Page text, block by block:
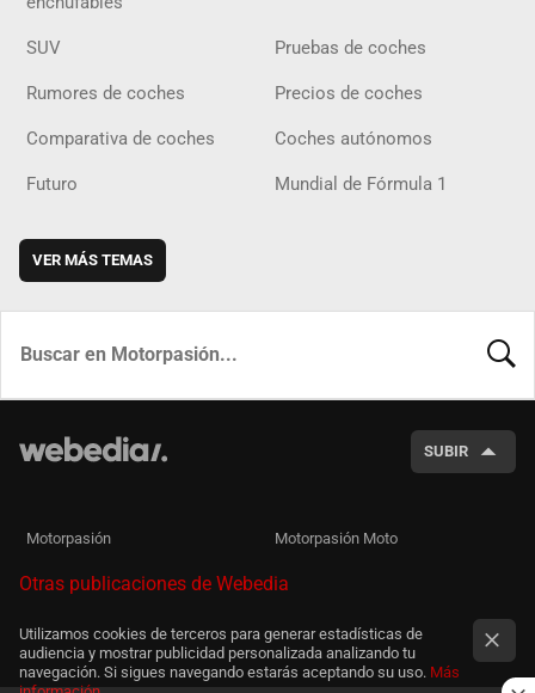
SUV Pruebas de coches
Rumores de coches Precios de coches
Comparativa de coches Coches autónomos
Futuro Mundial de Fórmula 1
VER MÁS TEMAS
SUBIR
Motorpasión Motorpasión Moto
Otras publicaciones de Webedia
Utilizamos cookies de terceros para generar estadísticas de
audiencia y mostrar publicidad personalizada analizando tu
navegación. Si sigues navegando estarás aceptando su uso. Más